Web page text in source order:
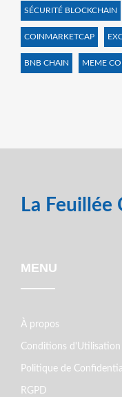
SÉCURITÉ BLOCKCHAIN
COINMARKETCAP
BNB CHAIN MEME
La Feuillée
MENU
À propos
Conditions d'Utilisation
Politique de
RGPD